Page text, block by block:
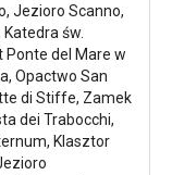
Jezioro Scanno,
św.
Ponte del Mare w
Opactwo San
di Stiffe, Zamek
dei Trabocchi,
Klasztor